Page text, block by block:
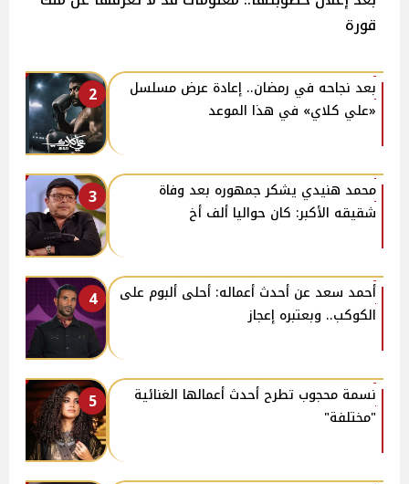
قورة
2
بعد نجاحه في رمضان.. إعادة عرض مسلسل
«علي كلاي» في هذا الموعد
3
محمد هنيدي يشكر جمهوره بعد وفاة
شقيقه الأكبر: كان حواليا ألف أخ
4
أحمد سعد عن أحدث أعماله: أحلى ألبوم على
الكوكب.. وبعتبره إعجاز
5
نسمة محجوب تطرح أحدث أعمالها الغنائية
"مختلفة"